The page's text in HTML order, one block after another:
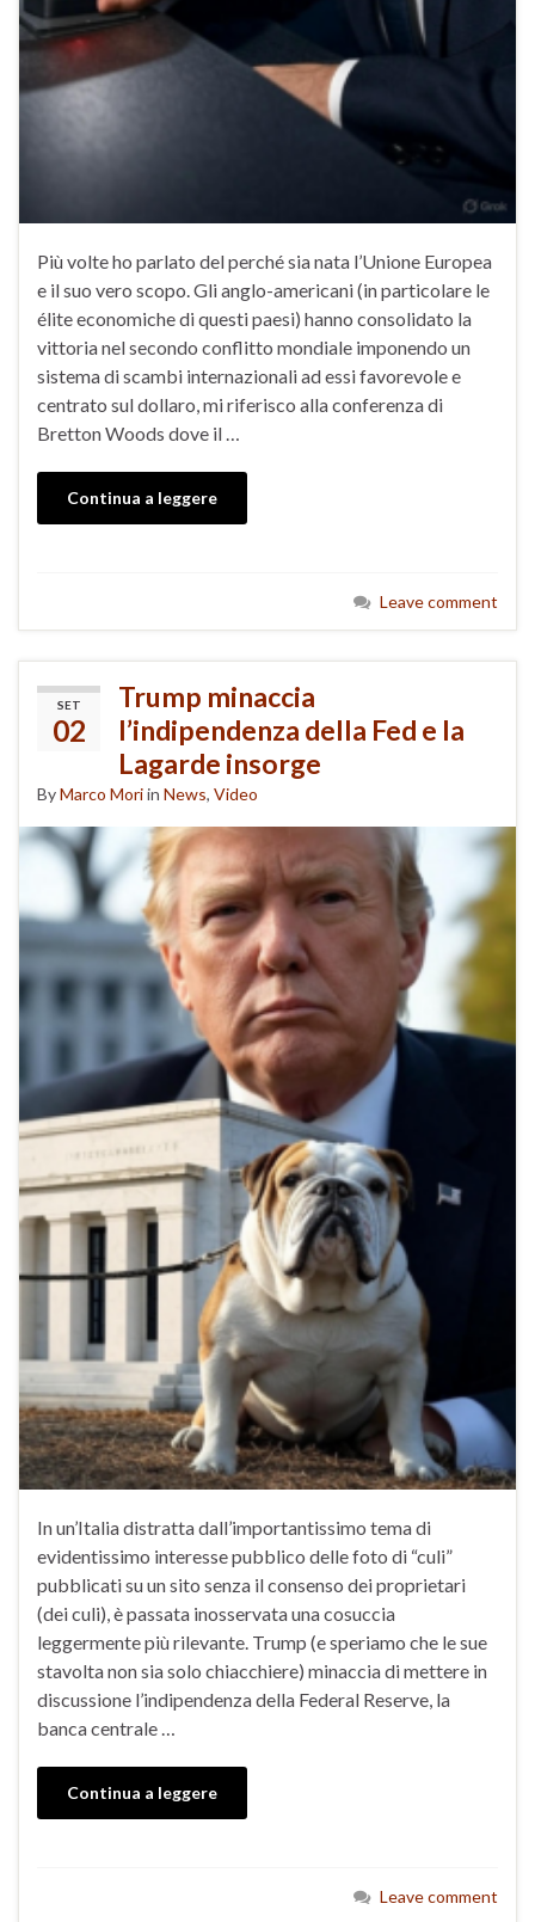
Più volte ho parlato del perché sia nata l’Unione Europea
e il suo vero scopo. Gli anglo-americani (in particolare le
élite economiche di questi paesi) hanno consolidato la
vittoria nel secondo conflitto mondiale imponendo un
sistema di scambi internazionali ad essi favorevole e
centrato sul dollaro, mi riferisco alla conferenza di
Bretton Woods dove il …
Continua a leggere
Leave comment
SET
02
Trump minaccia
l’indipendenza della Fed e la
Lagarde insorge
ByMarco Moriin News, Video
In un’Italia distratta dall’importantissimo tema di
evidentissimo interesse pubblico delle foto di “culi”
pubblicati su un sito senza il consenso dei proprietari
(dei culi), è passata inosservata una cosuccia
leggermente più rilevante. Trump (e speriamo che le sue
stavolta non sia solo chiacchiere) minaccia di mettere in
discussione l’indipendenza della Federal Reserve, la
banca centrale …
Continua a leggere
Leave comment